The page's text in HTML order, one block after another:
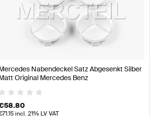
Nabendeckel Satz Abgesenkt Silber
Original Mercedes Benz
58.80
71.15incl. 21% LV VAT